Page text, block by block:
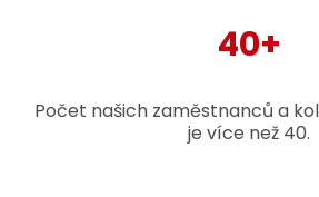
40+
Počet našich zaměstnanců a
je více než 40.